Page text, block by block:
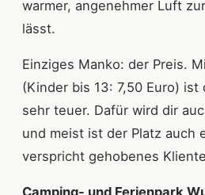
warmer, angenehmer Luft
lässt.
Einziges Manko: der Preis.
(Kinder bis 13: 7,50 Euro) ist
sehr teuer. Dafür wird dir
und meist ist der Platz auch
verspricht gehobenes